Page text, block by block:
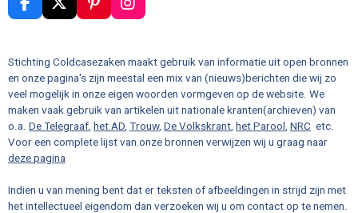
F
a
e
b
o
o
k
X
P
i
e
r
e
s
t
I
n
a
g
r
a
m
Stichting Coldcasezaken maakt gebruik van informatie uit open bronnen
en onze pagina's zijn meestal een mix van (nieuws)berichten die wij zo
veel mogelijk in onze eigen woorden vormgeven op de website. We
maken vaak gebruik van artikelen uit nationale kranten(archieven) van
o.a. De Telegraaf het AD Trouw, De Volkskrant het Parool NRC etc.
Voor een complete lijst van onze bronnen verwijzen wij u graag naar
deze pagina
Indien u van mening bent dat er teksten of afbeeldingen in strijd zijn met
het intellectueel eigendom dan verzoeken wij u om contact op te nemen.